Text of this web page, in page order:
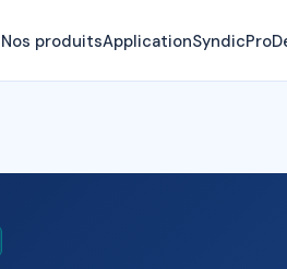
Nos produitsApplicationSyndicPro